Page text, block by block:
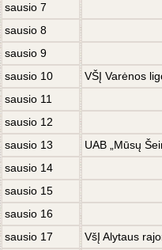
sausio 7
sausio 8
sausio 9
sausio 10
VŠĮ Varėnos
sausio 11
sausio 12
sausio 13
UAB „Mūsų
sausio 14
sausio 15
sausio 16
sausio 17
VšĮ Alytaus